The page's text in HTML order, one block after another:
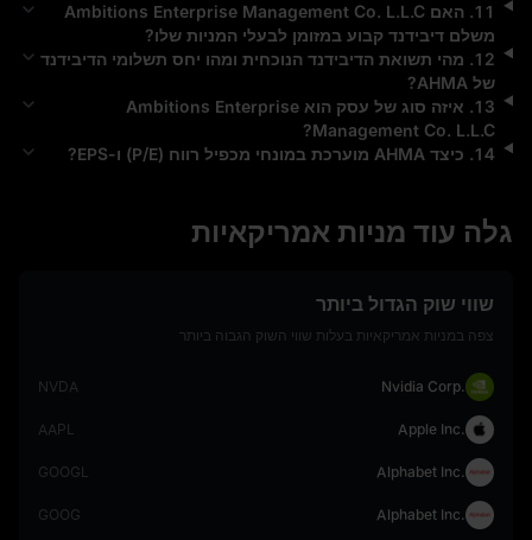
11
. האם Ambitions Enterprise Management Co. L.L.C
משלם דיבידנד קבוע במזומן לבעלי המניות שלו?
12
. מהי תשואת הדיבידנד הנוכחית ומהו יחס תשלומי הדיבידנד
של AHMA
?
13
. איזה סוג של עסק הוא Ambitions Enterprise
Management Co. L.L.C
?
14
. כיצד AHMA מוערכת במונחי מכפיל רווח (P/E) ו-EPS?
גלה עוד מניות אמריקאיות
שווי שוק הגדול ביותר
צפה במניות אמריקאיות בעלות שווי השוק הגבוה ביותר
Nvidia Corp.
NVDA
Apple Inc.
AAPL
Alphabet Inc.
GOOGL
Alphabet Inc.
GOOG